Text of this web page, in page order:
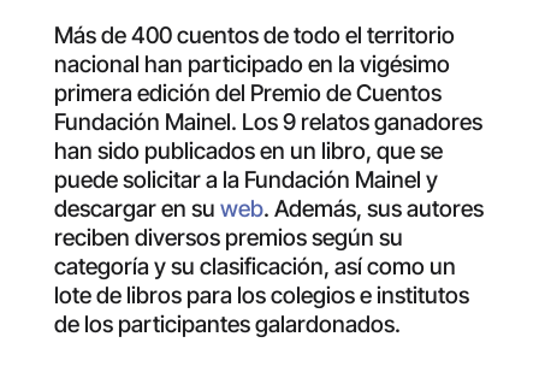
Más de 400 cuentos de todo el territorio
nacional han participado en la vigésimo
primera edición del Premio de Cuentos
Fundación Mainel. Los 9 relatos ganadores
han sido publicados en un libro, que se
puede solicitar a la Fundación Mainel y
descargar en su web. Además, sus autores
reciben diversos premios según su
categoría y su clasificación, así como un
lote de libros para los colegios e institutos
de los participantes galardonados.